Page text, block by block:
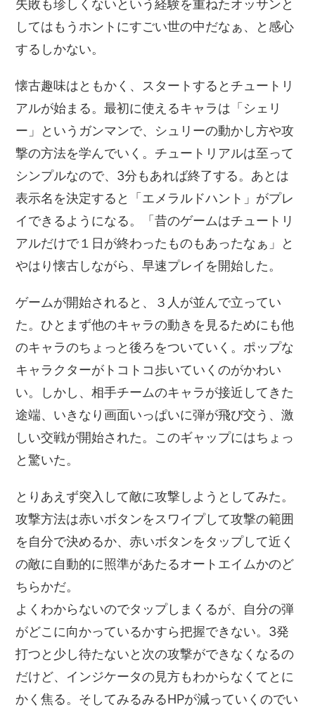
失敗も珍しくないという経験を重ねたオッサンと
してはもうホントにすごい世の中だなぁ、と感心
するしかない。
懐古趣味はともかく、スタートするとチュートリ
アルが始まる。最初に使えるキャラは「シェリ
ー」というガンマンで、シュリーの動かし方や攻
撃の方法を学んでいく。チュートリアルは至って
シンプルなので、3分もあれば終了する。あとは
表示名を決定すると「エメラルドハント」がプレ
イできるようになる。「昔のゲームはチュートリ
アルだけで１日が終わったものもあったなぁ」と
やはり懐古しながら、早速プレイを開始した。
ゲームが開始されると、３人が並んで立ってい
た。ひとまず他のキャラの動きを見るためにも他
のキャラのちょっと後ろをついていく。ポップな
キャラクターがトコトコ歩いていくのがかわい
い。しかし、相手チームのキャラが接近してきた
途端、いきなり画面いっぱいに弾が飛び交う、激
しい交戦が開始された。このギャップにはちょっ
と驚いた。
とりあえず突入して敵に攻撃しようとしてみた。
攻撃方法は赤いボタンをスワイプして攻撃の範囲
を自分で決めるか、赤いボタンをタップして近く
の敵に自動的に照準があたるオートエイムかのど
ちらかだ。
よくわからないのでタップしまくるが、自分の弾
がどこに向かっているかすら把握できない。3発
打つと少し待たないと次の攻撃ができなくなるの
だけど、インジケータの見方もわからなくてとに
かく焦る。そしてみるみるHPが減っていくのでい